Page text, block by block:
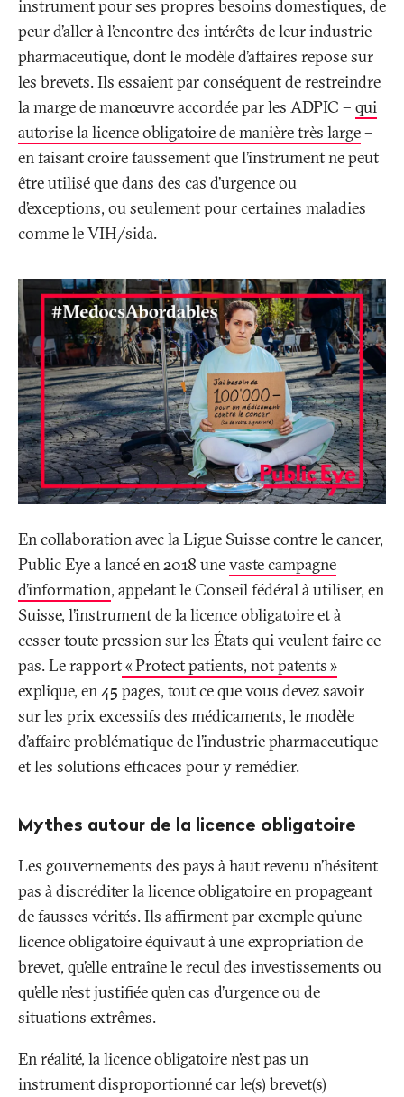
instrument pour ses propres besoins domestiques, de
peur d’aller à l’encontre des intérêts de leur industrie
pharmaceutique, dont le modèle d’affaires repose sur
les brevets. Ils essaient par conséquent de restreindre
la marge de manœuvre accordée par les ADPIC – qui
autorise la licence obligatoire de manière très large–
en faisant croire faussement que l’instrument ne peut
être utilisé que dans des cas d’urgence ou
d’exceptions, ou seulement pour certaines maladies
comme le VIH/sida.
En collaboration avec la Ligue Suisse contre le cancer,
Public Eye a lancé en 2018 unevaste campagne
d’information, appelant le Conseil fédéral à utiliser, en
Suisse, l’instrument de la licence obligatoire et à
cesser toute pression sur les États qui veulent faire ce
pas. Le rapport«Protect patients, not patents»
explique, en 45 pages, tout ce que vous devez savoir
sur les prix excessifs des médicaments, le modèle
d’affaire problématique de l’industrie pharmaceutique
et les solutions efficaces pour y remédier.
Mythes autour de la licence obligatoire
Les gouvernements des pays à haut revenu n’hésitent
pas à discréditer la licence obligatoire en propageant
de fausses vérités. Ils affirment par exemple qu’une
licence obligatoire équivaut à une expropriation de
brevet, qu’elle entraîne le recul des investissements ou
qu’elle n’est justifiée qu’en cas d’urgence ou de
situations extrêmes.
En réalité, la licence obligatoire n’est pas un
instrument disproportionné car le(s) brevet(s)